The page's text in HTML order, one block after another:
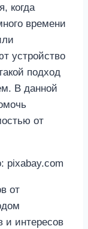
когда
времени
устройство
подход
В данной
от
pixabay.com
от
и интересов